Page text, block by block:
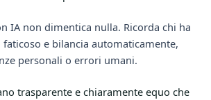
IA non dimentica nulla. Ricorda chi ha
e bilancia automaticamente,
personali o errori umani.
trasparente e chiaramente equo che